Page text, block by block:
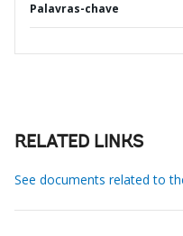
Palavras-chave
RELATED LINKS
See documents related to